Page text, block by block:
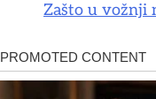
Zašto u vožnji